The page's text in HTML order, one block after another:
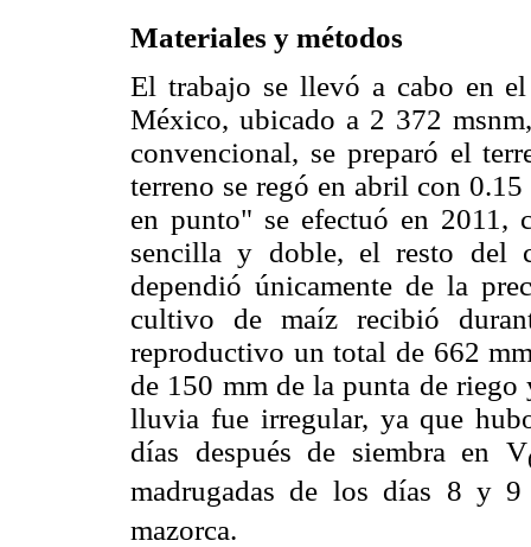
Materiales y métodos
El trabajo se llevó a cabo en
México, ubicado a 2 372
convencional, se preparó el
terreno se regó en abril con
en punto" se efectuó en 2011,
sencilla y doble, el resto del
dependió únicamente de la
cultivo de maíz recibió
reproductivo un total de 662
de 150 mm de la punta de
lluvia fue irregular, ya que
días después de siembra en V
madrugadas de los días 8 y
mazorca.